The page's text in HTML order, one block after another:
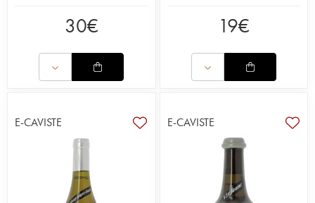
30€ 19€
E-CAVISTE E-CAVISTE